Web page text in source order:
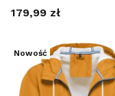
Cena
179,99 zł
Nowość